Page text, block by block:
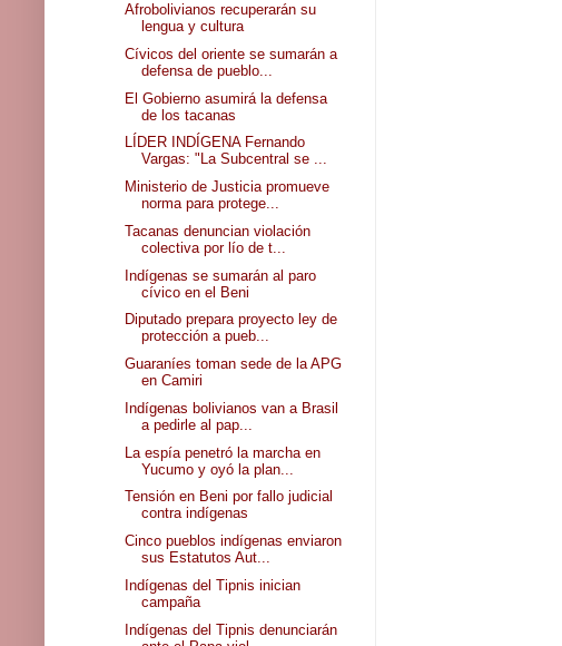
Afrobolivianos recuperarán su
lengua y cultura
Cívicos del oriente se sumarán a
defensa de pueblo...
El Gobierno asumirá la defensa
de los tacanas
LÍDER INDÍGENA Fernando
Vargas: "La Subcentral se ...
Ministerio de Justicia promueve
norma para protege...
Tacanas denuncian violación
colectiva por lío de t...
Indígenas se sumarán al paro
cívico en el Beni
Diputado prepara proyecto ley de
protección a pueb...
Guaraníes toman sede de la APG
en Camiri
Indígenas bolivianos van a Brasil
a pedirle al pap...
La espía penetró la marcha en
Yucumo y oyó la plan...
Tensión en Beni por fallo judicial
contra indígenas
Cinco pueblos indígenas enviaron
sus Estatutos Aut...
Indígenas del Tipnis inician
campaña
Indígenas del Tipnis denunciarán